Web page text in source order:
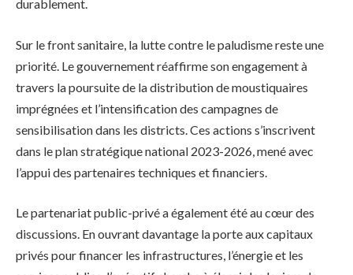
durablement.
Sur le front sanitaire, la lutte contre le paludisme reste une
priorité. Le gouvernement réaffirme son engagement à
travers la poursuite de la distribution de moustiquaires
imprégnées et l’intensification des campagnes de
sensibilisation dans les districts. Ces actions s’inscrivent
dans le plan stratégique national 2023-2026, mené avec
l’appui des partenaires techniques et financiers.
Le partenariat public-privé a également été au cœur des
discussions. En ouvrant davantage la porte aux capitaux
privés pour financer les infrastructures, l’énergie et les